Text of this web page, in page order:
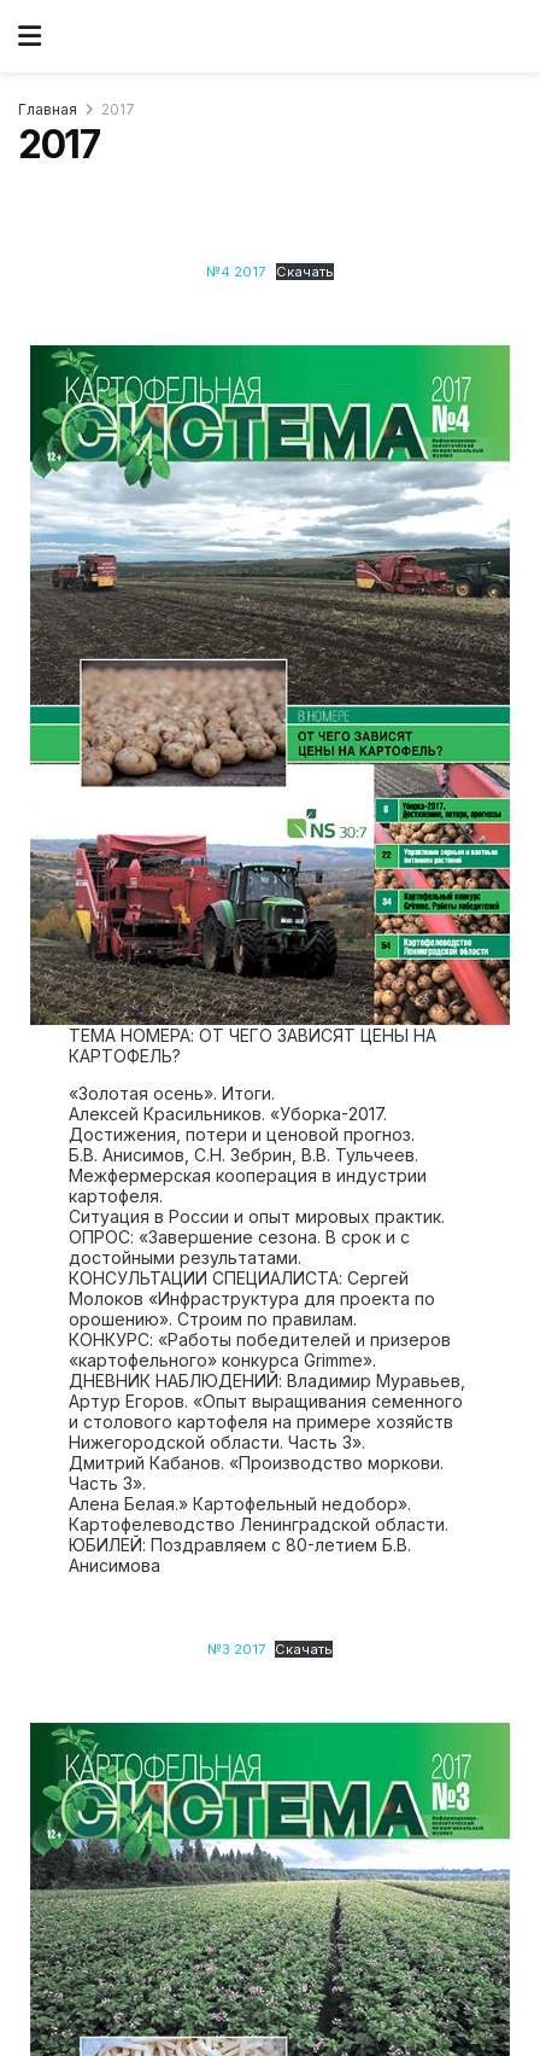
Главная 2017
2017
№4 2017 Скачать
ТЕМА НОМЕРА: ОТ ЧЕГО ЗАВИСЯТ ЦЕНЫ НА
КАРТОФЕЛЬ?
«Золотая осень». Итоги.
Алексей Красильников. «Уборка-2017.
Достижения, потери и ценовой прогноз.
Б.В. Анисимов, С.Н. Зебрин, В.В. Тульчеев.
Межфермерская кооперация в индустрии
картофеля.
Ситуация в России и опыт мировых практик.
ОПРОС: «Завершение сезона. В срок и с
достойными результатами.
КОНСУЛЬТАЦИИ СПЕЦИАЛИСТА: Сергей
Молоков «Инфраструктура для проекта по
орошению». Строим по правилам.
КОНКУРС: «Работы победителей и призеров
«картофельного» конкурса Grimme».
ДНЕВНИК НАБЛЮДЕНИЙ: Владимир Муравьев,
Артур Егоров. «Опыт выращивания семенного
и столового картофеля на примере хозяйств
Нижегородской области. Часть 3».
Дмитрий Кабанов. «Производство моркови.
Часть 3».
Алена Белая.» Картофельный недобор».
Картофелеводство Ленинградской области.
ЮБИЛЕЙ: Поздравляем с 80-летием Б.В.
Анисимова
№3 2017 Скачать